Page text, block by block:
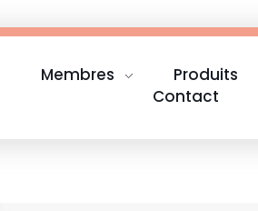
Membres Produits
Contact